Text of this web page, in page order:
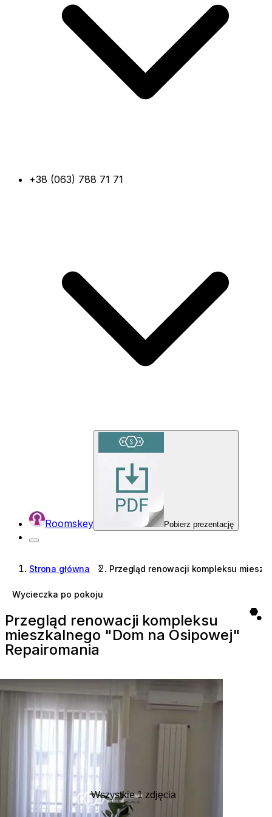
+38 (063) 788 71 71
Roomskey Pobierz prezentację
Strona główna Przegląd renowacji kompleksu
Wycieczka po pokoju
Przegląd renowacji kompleksu
mieszkalnego "Dom na Osipowej"
Repairomania
Wszystkie1 zdjęcia